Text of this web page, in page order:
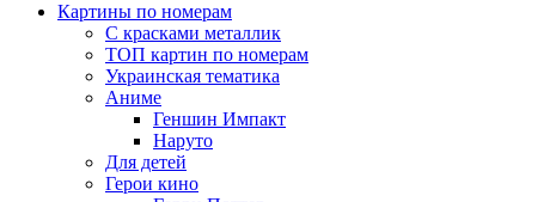
Картины по номерам
С красками металлик
ТОП картин по номерам
Украинская тематика
Аниме
Геншин Импакт
Наруто
Для детей
Герои кино